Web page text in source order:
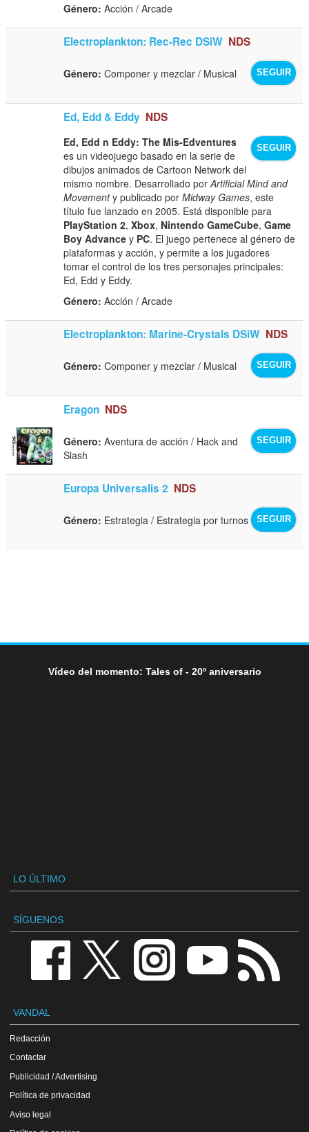
Género: Acción / Arcade
Electroplankton: Rec-Rec DSiW NDS
SEGUIR
Género: Componer y mezclar / Musical
Ed, Edd & Eddy NDS
SEGUIR
Ed, Edd n Eddy: The Mis-Edventures
es un videojuego basado en la serie de
dibujos animados de Cartoon Network del
mismo nombre. Desarrollado porArtificial Mind and
Movementy publicado porMidway Games, este
título fue lanzado en 2005. Está disponible para
PlayStation 2,Xbox, Nintendo GameCube,Game
Boy Advance y PC. El juego pertenece al género de
plataformas y acción, y permite a los jugadores
tomar el control de los tres personajes principales:
Ed, Edd y Eddy.
Género: Acción / Arcade
Electroplankton: Marine-Crystals DSiW NDS
SEGUIR
Género: Componer y mezclar / Musical
Eragon NDS
SEGUIR
Género: Aventura de acción / Hack and
Slash
Europa Universalis 2 NDS
SEGUIR
Género: Estrategia / Estrategia por turnos
Vídeo del momento: Tales of - 20º aniversario
LO ÚLTIMO
SÍGUENOS
VANDAL
Redacción
Contactar
Publicidad / Advertising
Política de privacidad
Aviso legal